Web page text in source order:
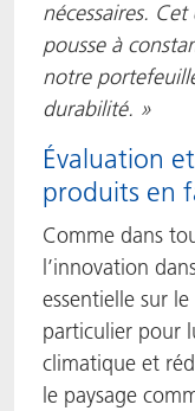
nécessaires.
pousse à
notre
durabilité. »
Évaluation
produits en
Comme dans
l’innovation
essentielle sur
particulier pour
climatique et
le paysage